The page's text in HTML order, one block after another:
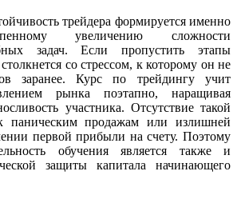
трейдера формируется именно
увеличению сложности
задач. Если пропустить этапы
со стрессом, к которому он не
заранее. Курс по трейдингу учит
рынка поэтапно, наращивая
участника. Отсутствие такой
паническим продажам или излишней
первой прибыли на счету. Поэтому
обучения является также и
защиты капитала начинающего